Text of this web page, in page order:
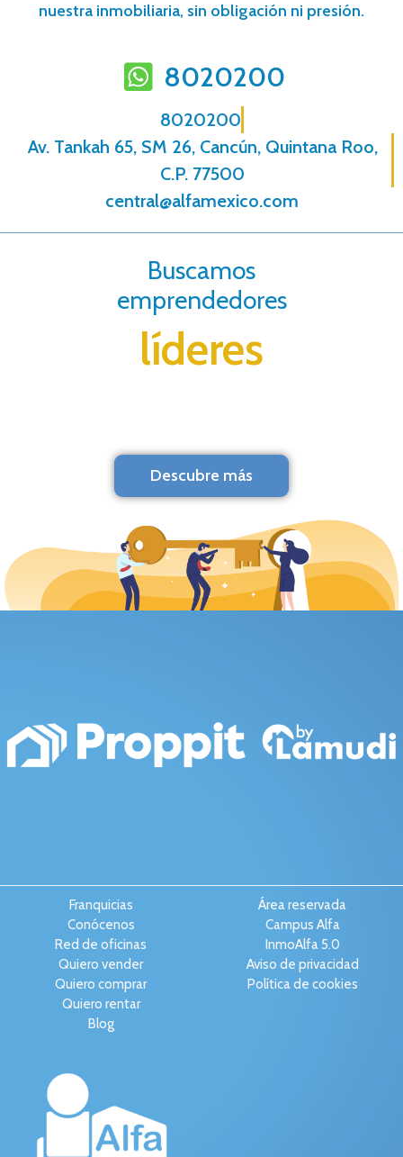
nuestra inmobiliaria, sin obligación ni presión.
8020200
8020200
Av. Tankah 65, SM 26, Cancún, Quintana Roo,
C.P. 77500
central@alfamexico.com
Buscamos
emprendedores
líderes
Descubre más
Franquicias
Conócenos
Red de oficinas
Quiero vender
Quiero comprar
Quiero rentar
Blog
Área reservada
Campus Alfa
InmoAlfa 5.0
Aviso de privacidad
Política de cookies